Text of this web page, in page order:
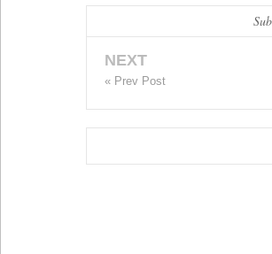
NEXT
« Prev Post